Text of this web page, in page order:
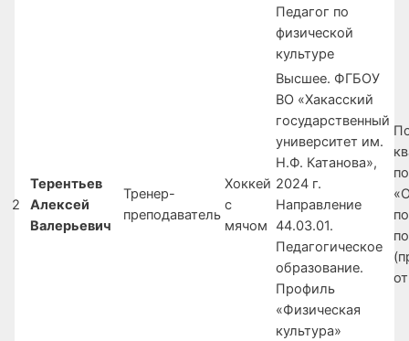
Педагог по
физической
культуре
2
Терентьев
Алексей
Валерьевич
Тренер-
преподаватель
Хоккей
с
мячом
Высшее. ФГБОУ
ВО «Хакасский
государственный
университет им.
Н.Ф. Катанова»,
2024 г.
Направление
44.03.01.
Педагогическое
образование.
Профиль
«Физическая
культура»